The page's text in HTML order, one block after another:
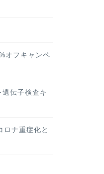
オフキャンペ
伝子検査キ
ロナ重症化と